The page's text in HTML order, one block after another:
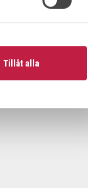
Tillåt alla